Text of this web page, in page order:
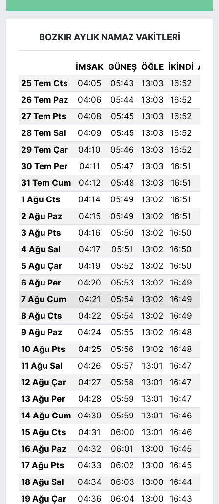
BOZKIR AYLIK NAMAZ VAKITLERI
İMSAK GÜNEŞ ÖĞLE İKINDI
25 Tem Cts
04:05 05:43 13:03 16:52
26 Tem Paz
04:06 05:44 13:03 16:52
27 Tem Pts
04:08 05:45 13:03 16:52
28 Tem Sal
04:09 05:45 13:03 16:52
29 Tem Çar
04:10 05:46 13:03 16:52
30 Tem Per
04:11 05:47 13:03 16:51
31 Tem Cum
04:12 05:48 13:03 16:51
1 Ağu Cts
04:14 05:49 13:02 16:51
2 Ağu Paz
04:15 05:49 13:02 16:51
3 Ağu Pts
04:16 05:50 13:02 16:50
4 Ağu Sal
04:17 05:51 13:02 16:50
5 Ağu Çar
04:19 05:52 13:02 16:50
6 Ağu Per
04:20 05:53 13:02 16:49
7 Ağu Cum
04:21 05:54 13:02 16:49
8 Ağu Cts
04:22 05:54 13:02 16:49
9 Ağu Paz
04:24 05:55 13:02 16:48
10 Ağu Pts
04:25 05:56 13:02 16:48
11 Ağu Sal
04:26 05:57 13:01 16:47
12 Ağu Çar
04:27 05:58 13:01 16:47
13 Ağu Per
04:28 05:59 13:01 16:47
14 Ağu Cum
04:30 05:59 13:01 16:46
15 Ağu Cts
04:31 06:00 13:01 16:46
16 Ağu Paz
04:32 06:01 13:00 16:45
17 Ağu Pts
04:33 06:02 13:00 16:45
18 Ağu Sal
04:34 06:03 13:00 16:44
19 Ağu Çar
04:36 06:04 13:00 16:43